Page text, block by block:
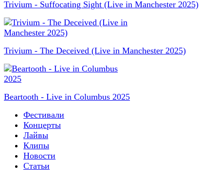
Trivium - Suffocating Sight (Live in Manchester 2025)
Trivium - The Deceived (Live in Manchester 2025)
Beartooth - Live in Columbus 2025
Фестивали
Концерты
Лайвы
Клипы
Новости
Статьи